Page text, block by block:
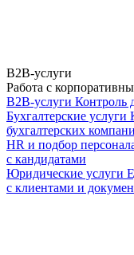
B2B-услуги
Работа с
B2B-услуги Контроль
Бухгалтерские услуги
бухгалтерских
HR и подбор
с кандидатами
Юридические услуги
с клиентами и